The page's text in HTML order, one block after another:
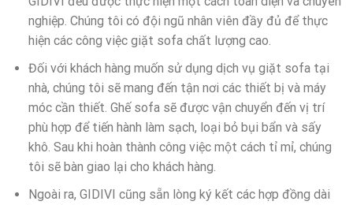
nghiệp. Chúng tôi có đội ngũ nhân viên đầy đủ để thực
hiện các công việc giặt sofa chất lượng cao.
Đối với khách hàng muốn sử dụng dịch vụ giặt sofa tại
nhà, chúng tôi sẽ mang đến tận nơi các thiết bị và máy
móc cần thiết. Ghế sofa sẽ được vận chuyển đến vị trí
phù hợp để tiến hành làm sạch, loại bỏ bụi bẩn và sấy
khô. Sau khi hoàn thành công việc một cách tỉ mỉ, chúng
tôi sẽ bàn giao lại cho khách hàng.
Ngoài ra, GIDIVI cũng sẵn lòng ký kết các hợp đồng dài